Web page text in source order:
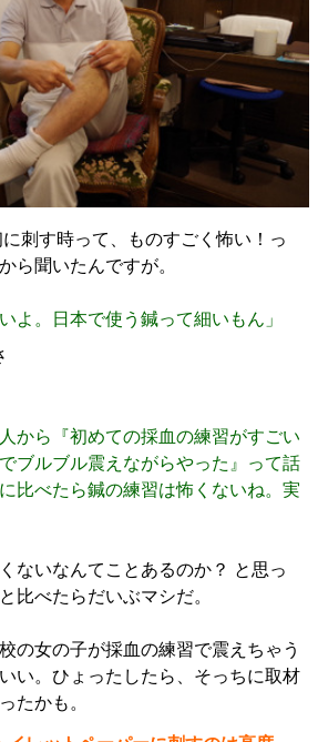
刺す時って、ものすごく怖い！っ
ら聞いたんですが。
よ。日本で使う鍼って細いもん」
から『初めての採血の練習がすごい
ブルブル震えながらやった』って話
比べたら鍼の練習は怖くないね。実
ないなんてことあるのか？ と思っ
比べたらだいぶマシだ。
の女の子が採血の練習で震えちゃう
い。ひょったしたら、そっちに取材
たかも。